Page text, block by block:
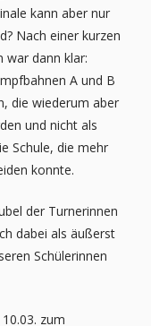
kann aber nur
Nach einer kurzen
war dann klar:
A und B
die wiederum aber
und nicht als
Schule, die mehr
konnte.
der Turnerinnen
dabei als äußerst
Schülerinnen
zum